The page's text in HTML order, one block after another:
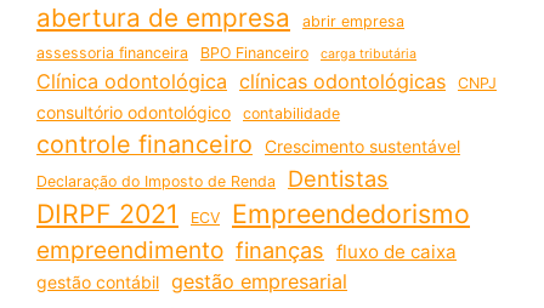
abertura de empresa
abrir empresa
assessoria financeira
BPO Financeiro carga tributária
Clínica odontológica clínicas odontológicas CNPJ
consultório odontológico contabilidade
controle financeiro Crescimento sustentável
Declaração do Imposto de Renda Dentistas
DIRPF 2021 ECV Empreendedorismo
empreendimento finanças fluxo de caixa
gestão contábil gestão empresarial